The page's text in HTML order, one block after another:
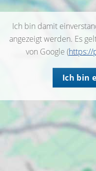
Ich bin damit
angezeigt werden. Es
von Google (https://
Ich bin